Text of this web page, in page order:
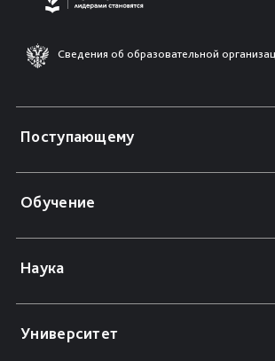
Сведения об образовательной
Поступающему
Обучение
Наука
Университет